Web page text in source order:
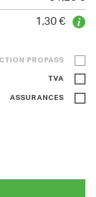
1,30 €
PROPASS
TVA
ASSURANCES